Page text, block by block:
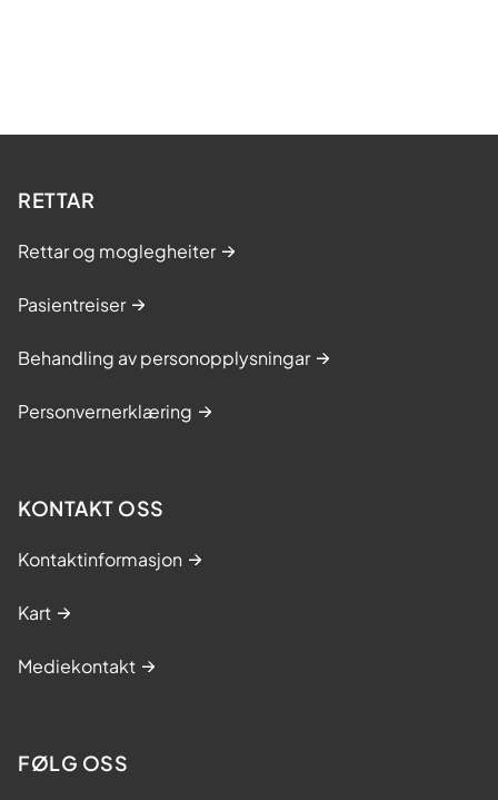
RETTAR
Rettar og moglegheiter
Pasientreiser
Behandling av personopplysningar
Personvernerklæring
KONTAKT OSS
Kontaktinformasjon
Kart
Mediekontakt
FØLG OSS